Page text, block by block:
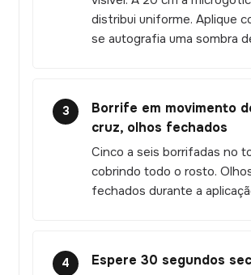
distribui uniforme. Aplique
se autografia uma sombra
3
Borrife em movimento
cruz, olhos fechados
Cinco a seis borrifadas no
cobrindo todo o rosto.
fechados durante a
4 Espere 30 segundos